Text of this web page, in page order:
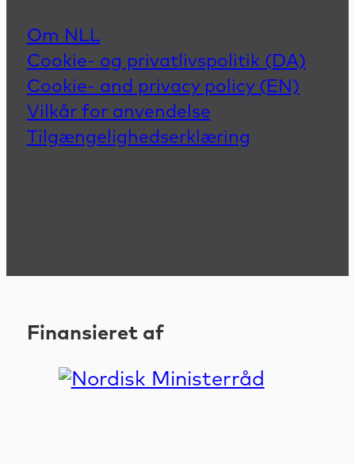
Om NLL
Cookie- og privatlivspolitik (DA)
Cookie- and privacy policy (EN)
Vilkår for anvendelse
Tilgængelighedserklæring
Finansieret af